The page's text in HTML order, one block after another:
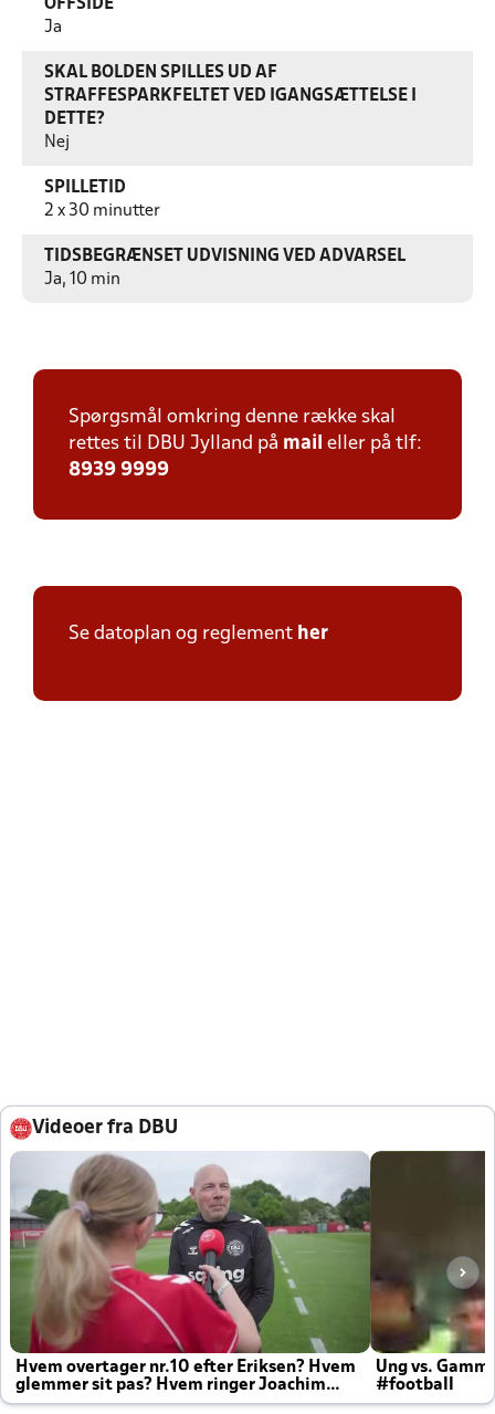
OFFSIDE
Ja
SKAL BOLDEN SPILLES UD AF
STRAFFESPARKFELTET VED IGANGSÆTTELSE I
DETTE?
Nej
SPILLETID
2 x 30 minutter
TIDSBEGRÆNSET UDVISNING VED ADVARSEL
Ja, 10 min
Spørgsmål omkring denne række skal
rettes til DBU Jylland på mail eller på tlf:
8939 9999
Se datoplan og reglement her
Videoer fra DBU
Hvem overtager nr.10 efter Eriksen? Hvem
glemmer sit pas? Hvem ringer Joachim
altid til efter kampe?
Ung vs.
#football